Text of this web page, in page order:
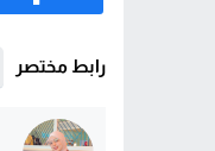
رابط مختصر